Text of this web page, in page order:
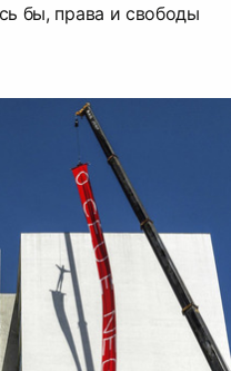
бы, права и свободы